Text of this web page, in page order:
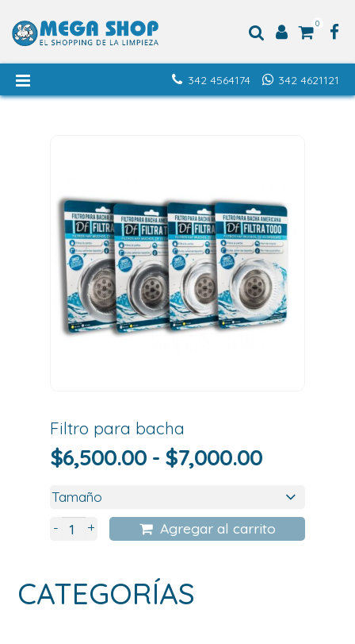
0
342 4621121
342 4564174
Filtro para bacha
$6,500.00 - $7,000.00Rango
precios:
desde
- + Agregar al carrito
CATEGORÍAS